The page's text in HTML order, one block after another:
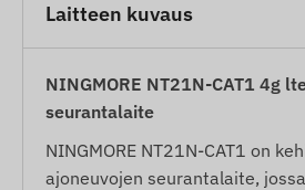
Laitteen kuvaus
NINGMORE NT21N-CAT1 4g
seurantalaite
NINGMORE NT21N-CAT1 on
ajoneuvojen seurantalaite,